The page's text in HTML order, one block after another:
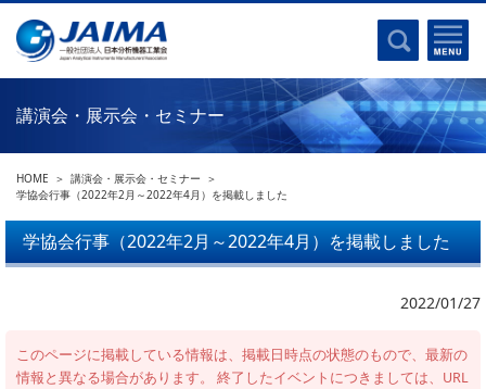
事業計画書
沿革
採用
関連リンク
JAIMAの取り組み
主な活動
中小企業経営強化税制
はじめに
電磁波(光)
クロマトグラフ
質量分析
電子顕微鏡
熱分析
電気化学
バイオ関連
講演会・展示会・セミナー
HOME
講演会・展示会・セミナー
学協会行事（2022年2月～2022年4月）を掲載しました
学協会行事（2022年2月～2022年4月）を掲載しました
2022/01/27
このページに掲載している情報は、掲載日時点の状態のもので、最新の
情報と異なる場合があります。 終了したイベントにつきましては、URL